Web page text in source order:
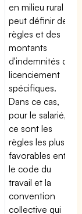
en milieu rural
peut définir des
règles et des
montants
d'indemnités de
licenciement
spécifiques.
Dans ce cas,
pour le salarié,
ce sont les
règles les plus
favorables entre
le code du
travail et la
convention
collective qui